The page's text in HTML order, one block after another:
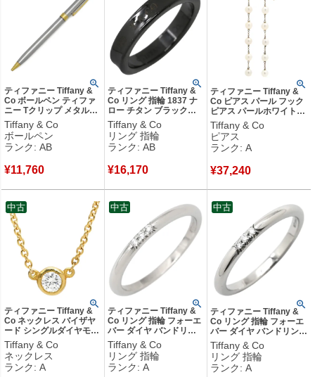
ティファニー Tiffany &
Co ボールペン ティファ
ニー Tクリップ メタル
GP シルバーXゴールド
インク切れ ツイスト式
【中古】中古品
Tiffany & Co
ボールペン
ランク: AB
¥11,760
ティファニー Tiffany &
Co リング 指輪 1837 ナ
ロー チタン ブラック
TIFFANY＆Co. ブラック
チタン 17.5号 【中古】
中古品
Tiffany & Co
リング 指輪
ランク: AB
¥16,170
ティファニー Tiffany &
Co ピアス パール フック
ピアス パールホワイト×
シルバー T&Co. SV925
AG925 5連 5P ドロップ
スウィング 【箱】 【中
古】中古美品
Tiffany & Co
ピアス
ランク: A
¥37,240
ティファニー Tiffany &
Co ネックレス バイザヤ
ード シングルダイヤモン
ド ペンダント イエロー
ゴールド 18K AU750 YG
1P 1粒 エルサペレッティ
【中古】中古美品
Tiffany & Co
ネックレス
ランク: A
中古
ティファニー Tiffany &
Co リング 指輪 フォーエ
バー ダイヤ バンドリン
グ プラチナシルバー T＆
Co. 三粒 3P プラチナ ウ
エディング 13.5号 【中
古】中古美品
Tiffany & Co
リング 指輪
ランク: A
中古
ティファニー Tiffany &
Co リング 指輪 フォーエ
バー ダイヤ バンドリング
プラチナシルバー T＆Co.
三粒 3P プラチナ ウエデ
ィング 12.5号 【中古】中
古美品
Tiffany & Co
リング 指輪
ランク: A
中古